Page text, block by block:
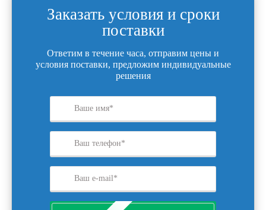
Заказать условия и сроки
поставки
Ответим в течение часа, отправим цены и
условия поставки, предложим индивидуальные
решения